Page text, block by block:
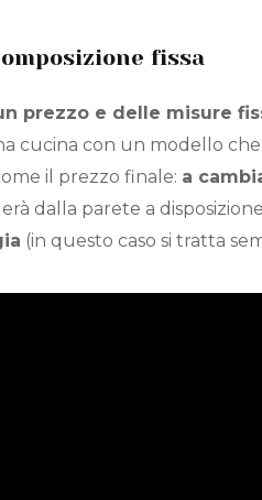
fissa
prezzo e delle misure
cucina con un modello
il prezzo finale: a
dalla parete a
(in questo caso si tratta